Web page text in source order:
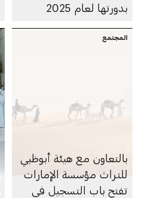
بدورتها لعام 2025
المجتمع
بالتعاون مع هيئة أبوظبي
للتراث مؤسسة الإمارات
تفتح باب التسجيل في